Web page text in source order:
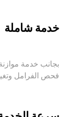
خدمة شاملة
بجانب خدمة
فحص الفرامل